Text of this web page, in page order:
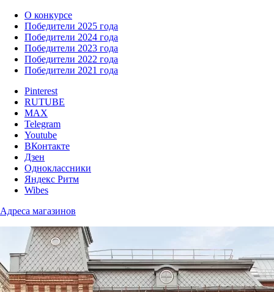
О конкурсе
Победители 2025 года
Победители 2024 года
Победители 2023 года
Победители 2022 года
Победители 2021 года
Pinterest
RUTUBE
MAX
Telegram
Youtube
ВКонтакте
Дзен
Одноклассники
Яндекс Ритм
Wibes
Адреса магазинов